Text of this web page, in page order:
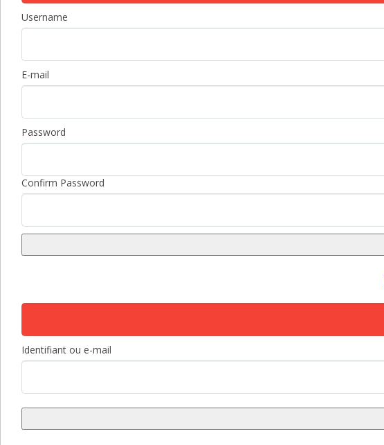
Username
E-mail
Password
Confirm Password
Identifiant ou e-mail